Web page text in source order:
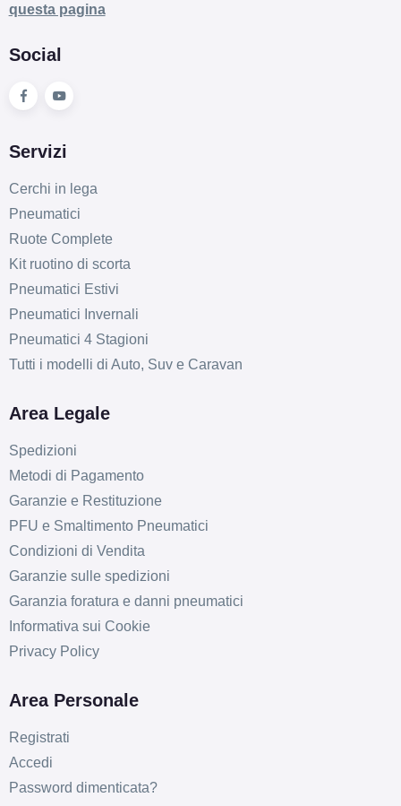
questa pagina
Social
Servizi
Cerchi in lega
Pneumatici
Ruote Complete
Kit ruotino di scorta
Pneumatici Estivi
Pneumatici Invernali
Pneumatici 4 Stagioni
Tutti i modelli di Auto, Suv e Caravan
Area Legale
Spedizioni
Metodi di Pagamento
Garanzie e Restituzione
PFU e Smaltimento Pneumatici
Condizioni di Vendita
Garanzie sulle spedizioni
Garanzia foratura e danni pneumatici
Informativa sui Cookie
Privacy Policy
Area Personale
Registrati
Accedi
Password dimenticata?